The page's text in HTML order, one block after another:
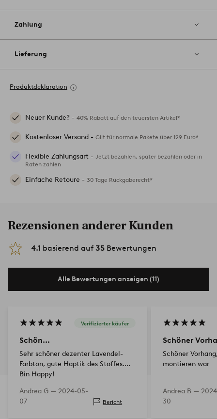
Zahlung
Lieferung
Produktdeklaration
Neuer Kunde? - 40% Rabatt auf den teuersten Artikel*
Kostenloser Versand - Gilt für normale Pakete über 129 Euro*
Flexible Zahlungsart - Jetzt bezahlen, später bezahlen oder in
Raten zahlen
Einfache Retoure - 30 Tage Rückgaberecht*
Rezensionen anderer Kunden
4.1 basierend auf 35 Bewertungen
Alle Bewertungen anzeigen (11)
Verifizierter käufer
Schön...
Sehr schöner dezenter Lavendel-
Farbton, gute Haptik des Stoffes.
Bin Happy!
Andrea G — 2024-05-
07
Bericht
Schöner
Schöner
montieren war
Andrea B —
30